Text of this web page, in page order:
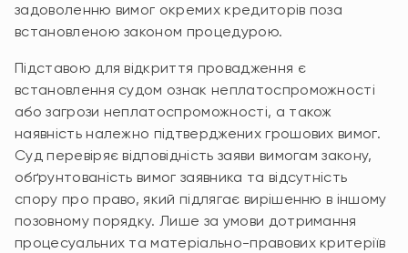
задоволенню вимог окремих кредиторів поза
встановленою законом процедурою.
Підставою для відкриття провадження є
встановлення судом ознак неплатоспроможності
або загрози неплатоспроможності, а також
наявність належно підтверджених грошових вимог.
Суд перевіряє відповідність заяви вимогам закону,
обґрунтованість вимог заявника та відсутність
спору про право, який підлягає вирішенню в іншому
позовному порядку. Лише за умови дотримання
процесуальних та матеріально-правових критеріїв